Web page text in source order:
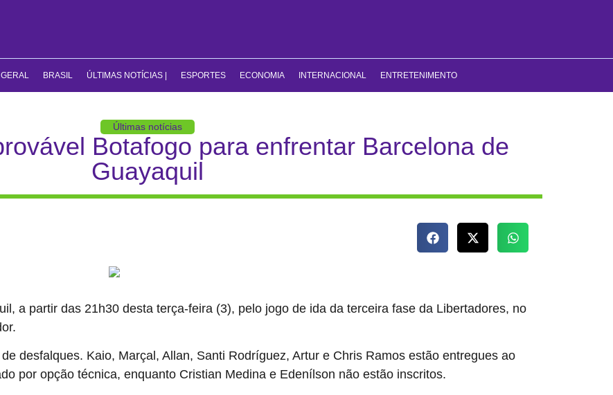
GERAL BRASIL ÚLTIMAS NOTÍCIAS | ESPORTES ECONOMIA INTERNACIONAL ENTRETENIMENTO
Últimas notícias
Botafogo para enfrentar Barcelona de
Guayaquil
a partir das 21h30 desta terça-feira (3), pelo jogo de ida da terceira fase da Libertadores, no
de desfalques. Kaio, Marçal, Allan, Santi Rodríguez, Artur e Chris Ramos estão entregues ao
por opção técnica, enquanto Cristian Medina e Edenílson não estão inscritos.